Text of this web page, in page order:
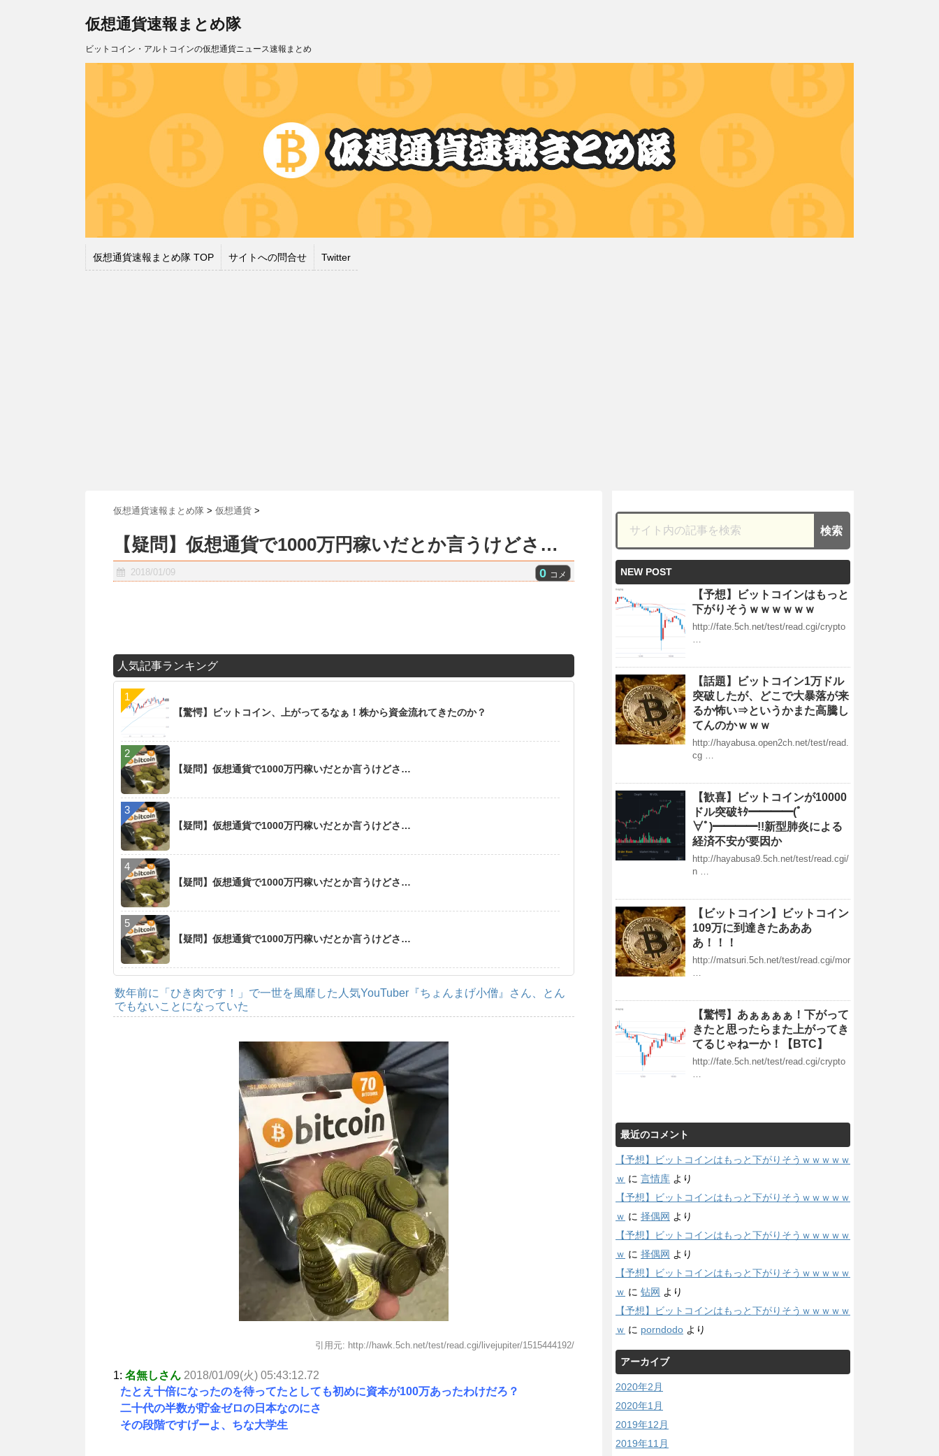
仮想通貨速報まとめ隊
ビットコイン・アルトコインの仮想通貨ニュース速報まとめ
仮想通貨速報まとめ隊 TOP サイトへの問合せ Twitter
仮想通貨速報まとめ隊 > 仮想通貨 >
【疑問】仮想通貨で1000万円稼いだとか言うけどさ…
2018/01/09 0 コメ
人気記事ランキング
【驚愕】ビットコイン、上がってるなぁ！株から資金流れてきたのか？
【疑問】仮想通貨で1000万円稼いだとか言うけどさ…
【疑問】仮想通貨で1000万円稼いだとか言うけどさ…
【疑問】仮想通貨で1000万円稼いだとか言うけどさ…
【疑問】仮想通貨で1000万円稼いだとか言うけどさ…
数年前に「ひき肉です！」で一世を風靡した人気YouTuber『ちょんまげ小僧』さん、とん
でもないことになっていた
引用元: http://hawk.5ch.net/test/read.cgi/livejupiter/1515444192/
1: 名無しさん 2018/01/09(火) 05:43:12.72
たとえ十倍になったのを待ってたとしても初めに資本が100万あったわけだろ？
二十代の半数が貯金ゼロの日本なのにさ
その段階ですげーよ、ちな大学生
NEW POST
【予想】ビットコインはもっと
下がりそうｗｗｗｗｗｗ
http://fate.5ch.net/test/read.cgi/crypto
…
【話題】ビットコイン1万ドル
突破したが、どこで大暴落が来
るか怖い⇒というかまた高騰し
てんのかｗｗｗ
http://hayabusa.open2ch.net/test/read.
cg …
【歓喜】ビットコインが10000
ドル突破ｷﾀ━━━━(ﾟ
∀ﾟ)━━━━!!新型肺炎による
経済不安が要因か
http://hayabusa9.5ch.net/test/read.cgi/
n …
【ビットコイン】ビットコイン
109万に到達きたあああ
あ！！！
http://matsuri.5ch.net/test/read.cgi/mor
…
【驚愕】あぁぁぁぁ！下がって
きたと思ったらまた上がってき
てるじゃねーか！【BTC】
http://fate.5ch.net/test/read.cgi/crypto
…
最近のコメント
【予想】ビットコインはもっと下がりそうｗｗｗｗｗ
ｗ に 言情库 より
【予想】ビットコインはもっと下がりそうｗｗｗｗｗ
ｗ に 择偶网 より
【予想】ビットコインはもっと下がりそうｗｗｗｗｗ
ｗ に 择偶网 より
【予想】ビットコインはもっと下がりそうｗｗｗｗｗ
ｗ に 钻网 より
【予想】ビットコインはもっと下がりそうｗｗｗｗｗ
ｗ に porndodo より
アーカイブ
2020年2月
2020年1月
2019年12月
2019年11月